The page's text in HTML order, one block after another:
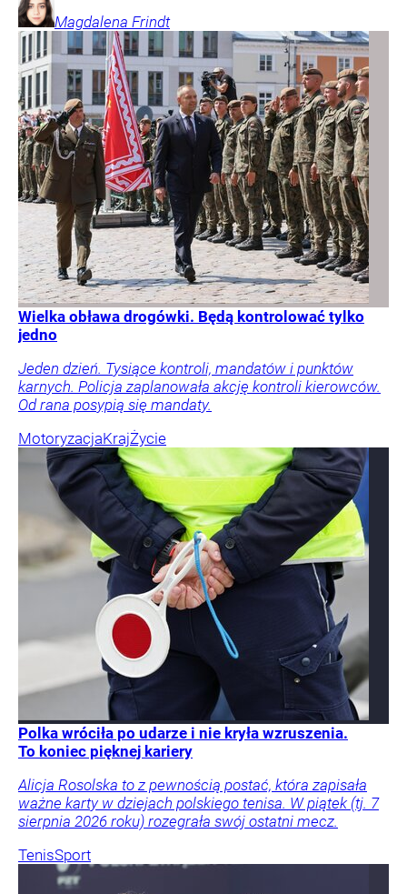
Magdalena Frindt
Wielka obława drogówki. Będą kontrolować tylko
jedno
Jeden dzień. Tysiące kontroli, mandatów i punktów
karnych. Policja zaplanowała akcję kontroli kierowców.
Od rana posypią się mandaty.
MotoryzacjaKrajŻycie
Polka wróciła po udarze i nie kryła wzruszenia.
To koniec pięknej kariery
Alicja Rosolska to z pewnością postać, która zapisała
ważne karty w dziejach polskiego tenisa. W piątek (tj. 7
sierpnia 2026 roku) rozegrała swój ostatni mecz.
TenisSport